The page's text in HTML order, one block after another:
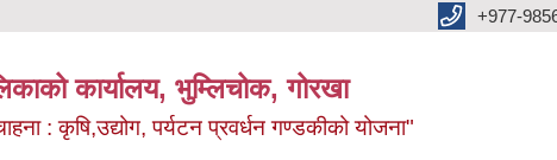
+977-
कार्यालय, भुम्लिचोक, गोरखा
: कृषि,उद्योग, पर्यटन प्रवर्धन गण्डकीको योजना"